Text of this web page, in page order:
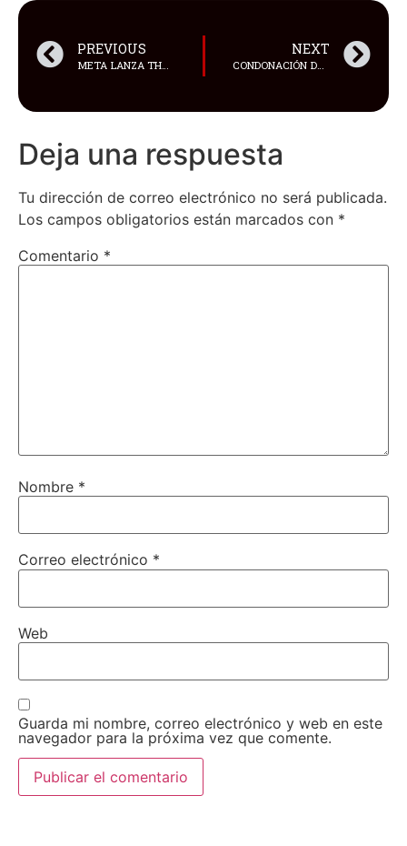
PREVIOUS NEXT
CONDONACIÓN DE DEUDAS PARA ESTUDIANTES Y CRÉDITOS PARA VIVIENDA, LOS PROYECTOS DE ALIVIO ECONÓMICO QUE IMPULSA EL GOBIERNO NACIONAL
Deja una respuesta
Tu dirección de correo electrónico no será publicada.
Los campos obligatorios están marcados con *
Comentario *
Nombre *
Correo electrónico *
Web
Guarda mi nombre, correo electrónico y web en este
navegador para la próxima vez que comente.